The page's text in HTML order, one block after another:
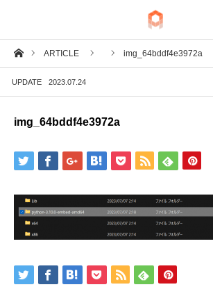
ホームARTICLE img_64bddf4e3972a
UPDATE 2023.07.24
img_64bddf4e3972a
BIM
IoT